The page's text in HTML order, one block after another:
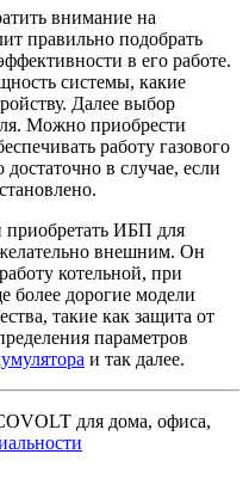
внимание на
правильно подобрать
в его работе.
системы, какие
Далее выбор
Можно приобрести
работу газового
в случае, если
приобретать ИБП для
внешним. Он
котельной, при
более дорогие модели
такие как защита от
параметров
и так далее.
для дома, офиса,